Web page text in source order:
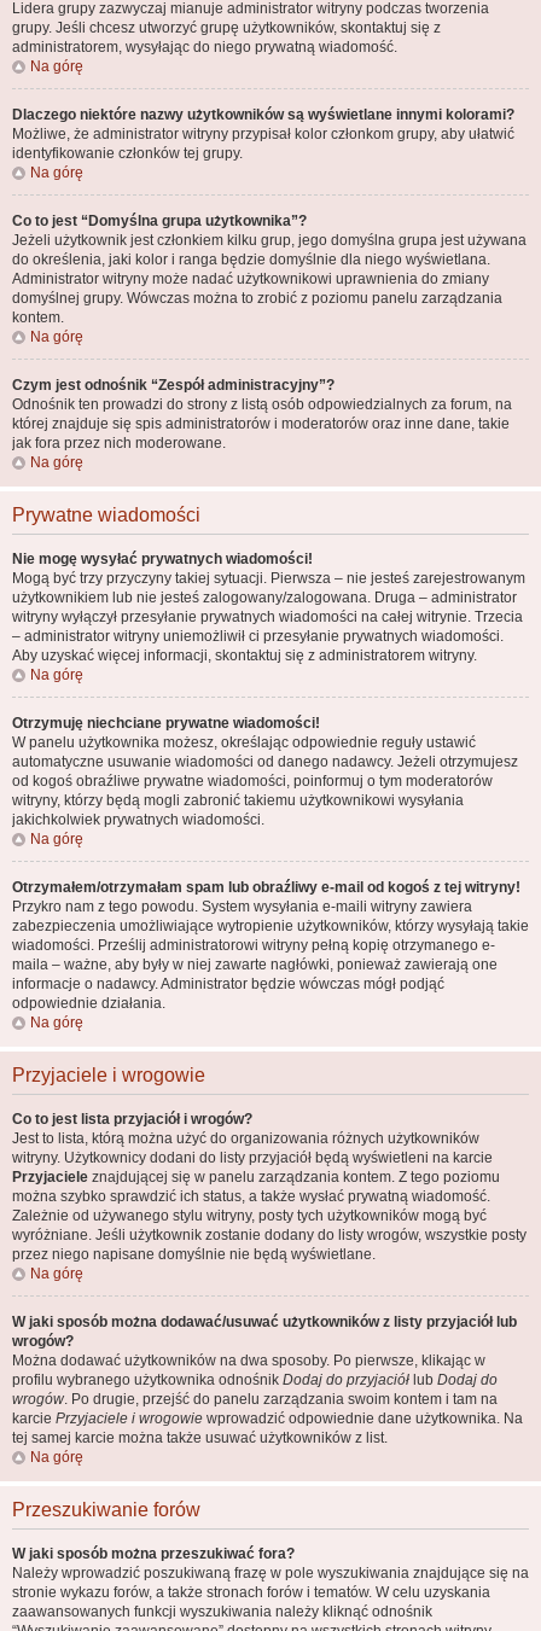
Lidera grupy zazwyczaj mianuje administrator witryny podczas tworzenia
grupy. Jeśli chcesz utworzyć grupę użytkowników, skontaktuj się z
administratorem, wysyłając do niego prywatną wiadomość.
Na górę
Dlaczego niektóre nazwy użytkowników są wyświetlane innymi kolorami?
Możliwe, że administrator witryny przypisał kolor członkom grupy, aby ułatwić
identyfikowanie członków tej grupy.
Na górę
Co to jest “Domyślna grupa użytkownika”?
Jeżeli użytkownik jest członkiem kilku grup, jego domyślna grupa jest używana
do określenia, jaki kolor i ranga będzie domyślnie dla niego wyświetlana.
Administrator witryny może nadać użytkownikowi uprawnienia do zmiany
domyślnej grupy. Wówczas można to zrobić z poziomu panelu zarządzania
kontem.
Na górę
Czym jest odnośnik “Zespół administracyjny”?
Odnośnik ten prowadzi do strony z listą osób odpowiedzialnych za forum, na
której znajduje się spis administratorów i moderatorów oraz inne dane, takie
jak fora przez nich moderowane.
Na górę
Prywatne wiadomości
Nie mogę wysyłać prywatnych wiadomości!
Mogą być trzy przyczyny takiej sytuacji. Pierwsza – nie jesteś zarejestrowanym
użytkownikiem lub nie jesteś zalogowany/zalogowana. Druga – administrator
witryny wyłączył przesyłanie prywatnych wiadomości na całej witrynie. Trzecia
– administrator witryny uniemożliwił ci przesyłanie prywatnych wiadomości.
Aby uzyskać więcej informacji, skontaktuj się z administratorem witryny.
Na górę
Otrzymuję niechciane prywatne wiadomości!
W panelu użytkownika możesz, określając odpowiednie reguły ustawić
automatyczne usuwanie wiadomości od danego nadawcy. Jeżeli otrzymujesz
od kogoś obraźliwe prywatne wiadomości, poinformuj o tym moderatorów
witryny, którzy będą mogli zabronić takiemu użytkownikowi wysyłania
jakichkolwiek prywatnych wiadomości.
Na górę
Otrzymałem/otrzymałam spam lub obraźliwy e-mail od kogoś z tej witryny!
Przykro nam z tego powodu. System wysyłania e-maili witryny zawiera
zabezpieczenia umożliwiające wytropienie użytkowników, którzy wysyłają takie
wiadomości. Prześlij administratorowi witryny pełną kopię otrzymanego e-
maila – ważne, aby były w niej zawarte nagłówki, ponieważ zawierają one
informacje o nadawcy. Administrator będzie wówczas mógł podjąć
odpowiednie działania.
Na górę
Przyjaciele i wrogowie
Co to jest lista przyjaciół i wrogów?
Jest to lista, którą można użyć do organizowania różnych użytkowników
witryny. Użytkownicy dodani do listy przyjaciół będą wyświetleni na karcie
Przyjaciele znajdującej się w panelu zarządzania kontem. Z tego poziomu
można szybko sprawdzić ich status, a także wysłać prywatną wiadomość.
Zależnie od używanego stylu witryny, posty tych użytkowników mogą być
wyróżniane. Jeśli użytkownik zostanie dodany do listy wrogów, wszystkie posty
przez niego napisane domyślnie nie będą wyświetlane.
Na górę
W jaki sposób można dodawać/usuwać użytkowników z listy przyjaciół lub
wrogów?
Można dodawać użytkowników na dwa sposoby. Po pierwsze, klikając w
profilu wybranego użytkownika odnośnik Dodaj do przyjaciół lub Dodaj do
wrogów. Po drugie, przejść do panelu zarządzania swoim kontem i tam na
karcie Przyjaciele i wrogowie wprowadzić odpowiednie dane użytkownika. Na
tej samej karcie można także usuwać użytkowników z list.
Na górę
Przeszukiwanie forów
W jaki sposób można przeszukiwać fora?
Należy wprowadzić poszukiwaną frazę w pole wyszukiwania znajdujące się na
stronie wykazu forów, a także stronach forów i tematów. W celu uzyskania
zaawansowanych funkcji wyszukiwania należy kliknąć odnośnik